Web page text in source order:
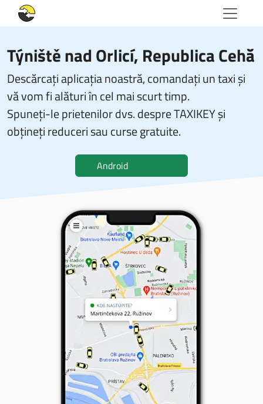
Týniště nad Orlicí, Republica Cehă
Descărcați aplicația noastră, comandați un taxi și
vă vom fi alături în cel mai scurt timp.
Spuneți-le prietenilor dvs. despre TAXIKEY și
obțineți reduceri sau curse gratuite.
Android